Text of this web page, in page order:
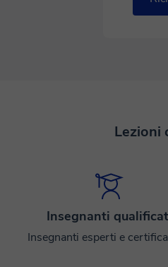
Lezioni
Insegnanti
Insegnanti esperti e